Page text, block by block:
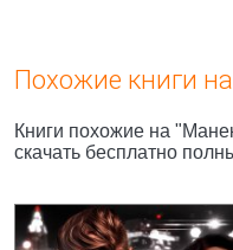
Похожие книги
Книги похожие на
скачать бесплатно